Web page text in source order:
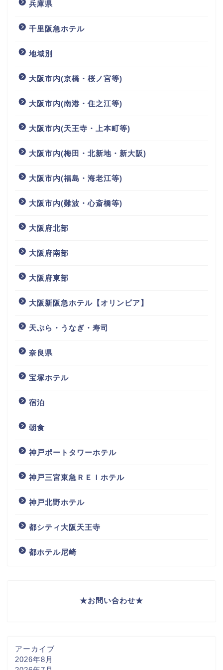
兵庫県
千里阪急ホテル
地域別
大阪市内(京橋・桜ノ宮等)
大阪市内(南港・住之江等)
大阪市内(天王寺・上本町等)
大阪市内(梅田・北新地・新大阪)
大阪市内(福島・海老江等)
大阪市内(難波・心斎橋等)
大阪府北部
大阪府南部
大阪府東部
大阪新阪急ホテル【オリンピア】
天ぷら・うなぎ・寿司
奈良県
宝塚ホテル
宿泊
朝食
神戸ポートタワーホテル
神戸三宮東急ＲＥＩホテル
神戸北野ホテル
都シティ大阪天王寺
都ホテル尼崎
★お問い合わせ★
アーカイブ
2026年8月